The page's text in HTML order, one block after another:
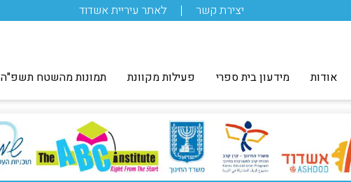
יצירת קשר לאתר עיריית אשדוד
אודות מידעון בית ספרי פעילות מקוונת תמונות מהשטח תשפ"ה